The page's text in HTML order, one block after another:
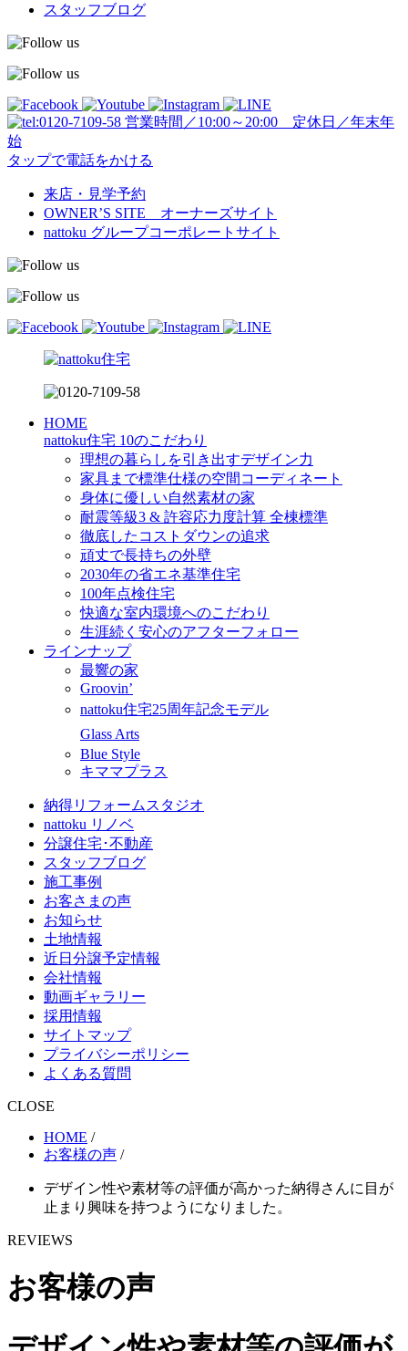
スタッフブログ
営業時間／10:00～20:00 定休日／年末年
始
タップで電話をかける
来店・見学予約
OWNER’S SITE オーナーズサイト
nattoku グループコーポレートサイト
HOME
nattoku住宅 10のこだわり
理想の暮らしを引き出すデザイン力
家具まで標準仕様の空間コーディネート
身体に優しい自然素材の家
耐震等級3 & 許容応力度計算 全棟標準
徹底したコストダウンの追求
頑丈で長持ちの外壁
2030年の省エネ基準住宅
100年点検住宅
快適な室内環境へのこだわり
生涯続く安心のアフターフォロー
ラインナップ
最響の家
Groovin’
nattoku住宅25周年記念モデル
Glass Arts
Blue Style
キママプラス
納得リフォームスタジオ
nattoku リノベ
分譲住宅･不動産
スタッフブログ
施工事例
お客さまの声
お知らせ
土地情報
近日分譲予定情報
会社情報
動画ギャラリー
採用情報
サイトマップ
プライバシーポリシー
よくある質問
CLOSE
HOME /
お客様の声 /
デザイン性や素材等の評価が高かった納得さんに目が
止まり興味を持つようになりました。
REVIEWS
お客様の声